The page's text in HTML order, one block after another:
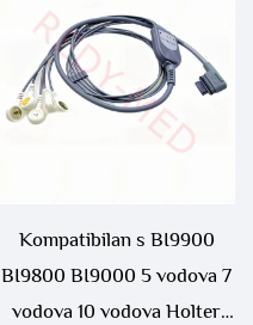
Kompatibilan s BI9900
BI9800 BI9000 5 vodova 7
vodova 10 vodova Holter